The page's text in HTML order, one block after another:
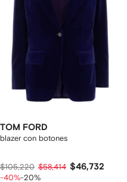
TOM FORD
blazer con botones
$105,220 $58,414 $46,732
-40%-20%